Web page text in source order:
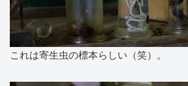
これは寄生虫の標本らしい（笑）。